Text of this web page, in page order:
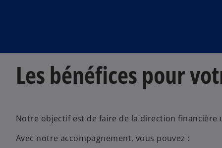
Les bénéfices pour
Notre objectif est de faire de la direction
Avec notre accompagnement, vous pouvez :